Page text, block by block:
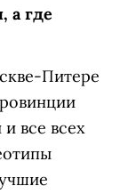
а где
Питере
все всех